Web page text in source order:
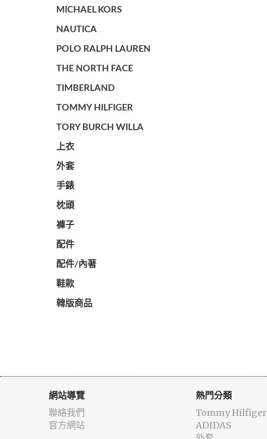
MICHAEL KORS
NAUTICA
POLO RALPH LAUREN
THE NORTH FACE
TIMBERLAND
TOMMY HILFIGER
TORY BURCH WILLA
上衣
外套
手錶
枕頭
褲子
配件
配件/內著
鞋款
韓版商品
網站導覽
聯絡我們
官方網站
熱門分類
Tommy Hilfiger
ADIDAS